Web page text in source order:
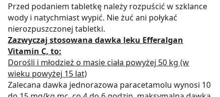
Przed podaniem tabletkę należy rozpuścić w szklance
wody i natychmiast wypić. Nie żuć ani połykać
nierozpuszczonej tabletki.
Zazwyczaj stosowana dawka leku Efferalgan
Vitamin C, to:
Dorośli i młodzież o masie ciała powyżej 50 kg (w
wieku powyżej 15 lat)
Zalecana dawka jednorazowa paracetamolu wynosi 10